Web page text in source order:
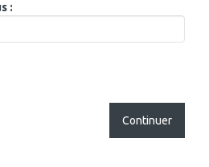
:
Continuer